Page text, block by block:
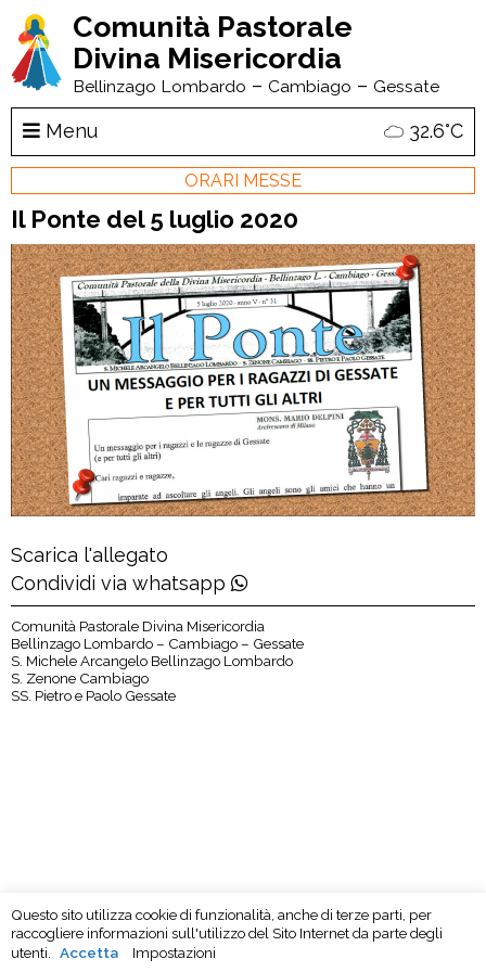
Comunità Pastorale
Divina Misericordia
Bellinzago Lombardo – Cambiago – Gessate
Menu 32.6°C
ORARI MESSE
Il Ponte del 5 luglio 2020
Scarica l'allegato
Condividi via whatsapp
Comunità Pastorale Divina Misericordia
Bellinzago Lombardo – Cambiago – Gessate
S. Michele Arcangelo Bellinzago Lombardo
S. Zenone Cambiago
SS. Pietro e Paolo Gessate
Questo sito utilizza cookie di funzionalità, anche di terze parti, per
raccogliere informazioni sull'utilizzo del Sito Internet da parte degli
utenti.
Accetta Impostazioni